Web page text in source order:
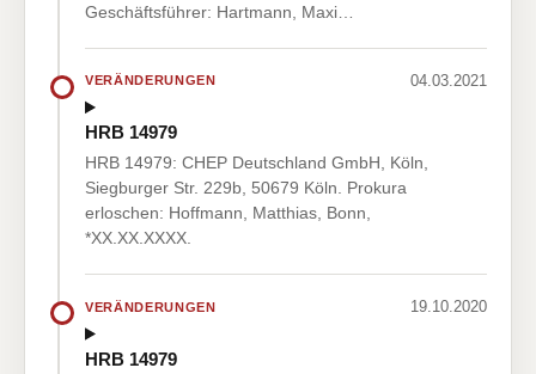
Geschäftsführer: Hartmann, Maxi…
VERÄNDERUNGEN 04.03.2021
HRB 14979
HRB 14979: CHEP Deutschland GmbH, Köln,
Siegburger Str. 229b, 50679 Köln. Prokura
erloschen: Hoffmann, Matthias, Bonn,
*XX.XX.XXXX.
VERÄNDERUNGEN 19.10.2020
HRB 14979